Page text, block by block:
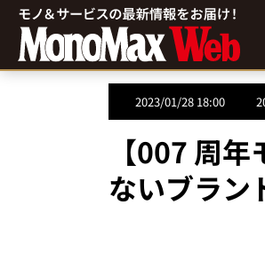
2023/01/28 18:00
【007 周
ないブラン